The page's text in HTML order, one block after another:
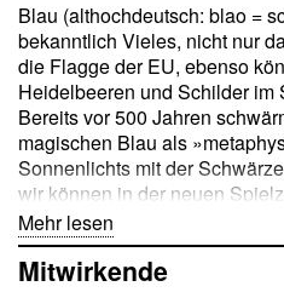
Blau (althochdeutsch: blao =
bekanntlich Vieles, nicht nur
die Flagge der EU, ebenso
Heidelbeeren und Schilder im
Bereits vor 500 Jahren
magischen Blau als
Sonnenlichts mit der
wir können in der neuen
Sehnsucht, der Wahrheit, des
nicht lassen.
Mehr lesen
Mitwirkende